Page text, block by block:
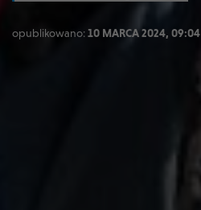
opublikowano:10 MARCA 2024, 09:04